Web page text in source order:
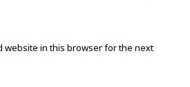
website in this browser for the next